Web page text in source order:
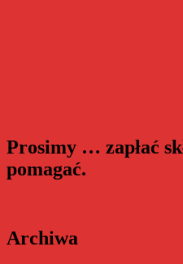
Prosimy … zapłać
pomagać.
Archiwa